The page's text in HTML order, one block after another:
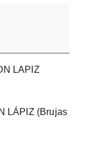
LAPIZ
LÁPIZ (Brujas